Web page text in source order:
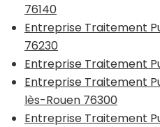
76140
Entreprise Traitement
76230
Entreprise Traitement
Entreprise Traitement
lès-Rouen 76300
Entreprise Traitement